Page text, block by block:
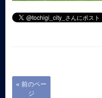
« 前のペー
ジ